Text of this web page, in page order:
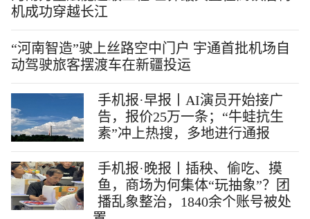
机成功穿越长江
“河南智造”驶上丝路空中门户 宇通首批机场自
动驾驶旅客摆渡车在新疆投运
手机报·早报丨AI演员开始接广
告，报价25万一条；“牛蛙抗生
素”冲上热搜，多地进行通报
手机报·晚报丨插秧、偷吃、摸
鱼，商场为何集体“玩抽象”？团
播乱象整治，1840余个账号被处